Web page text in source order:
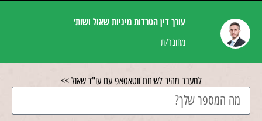
עורך דין הטרדות מיניות שאול ושות׳
מחובר/ת
למעבר מהיר לשיחת ווטאסאפ עם עו"ד שאול >>